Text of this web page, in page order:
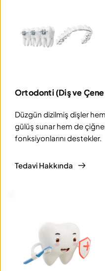
Ortodonti (Diş ve
Düzgün dizilmiş dişler
gülüş sunar hem de
fonksiyonlarını destekler.
Tedavi Hakkında